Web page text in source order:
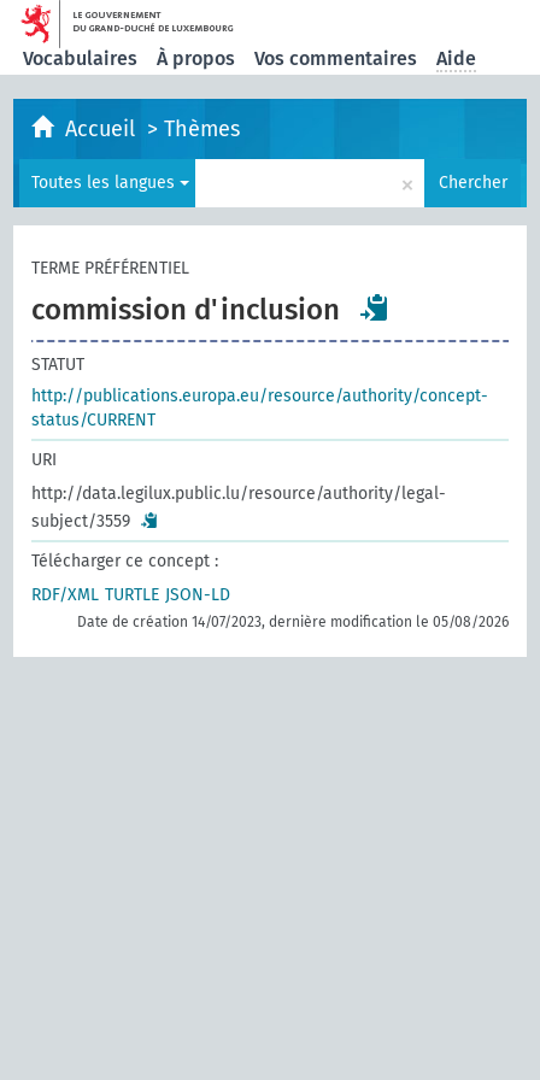
Vocabulaires À propos Vos commentaires Aide
Accueil >Thèmes
Toutes les langues × Chercher
TERME PRÉFÉRENTIEL
commission d'inclusion
STATUT
http://publications.europa.eu/resource/authority/concept-
status/CURRENT
URI
http://data.legilux.public.lu/resource/authority/legal-
subject/3559
Télécharger ce concept :
RDF/XML TURTLE JSON-LD
Date de création 14/07/2023, dernière modification le 05/08/2026